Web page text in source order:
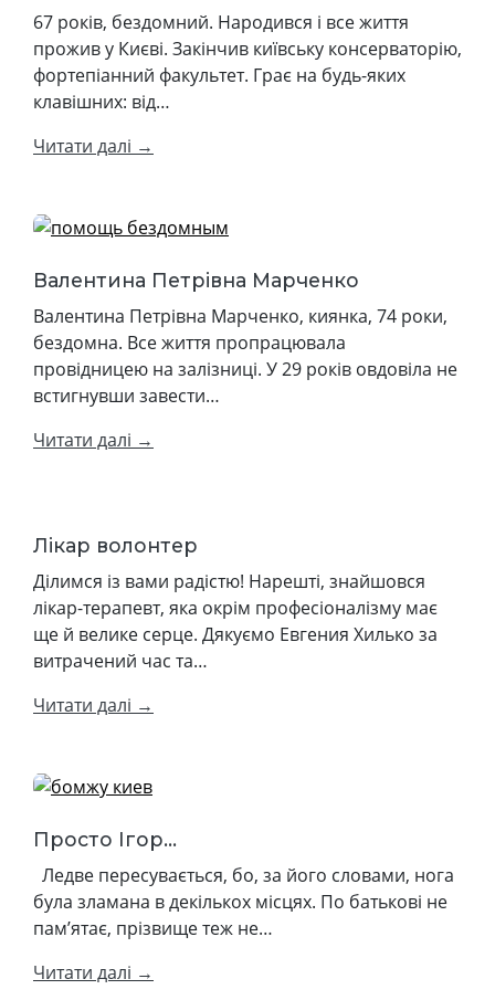
67 років, бездомний. Народився і все життя
прожив у Києві. Закінчив київську консерваторію,
фортепіанний факультет. Грає на будь-яких
клавішних: від…
Читати далі →
Валентина Петрівна Марченко
Валентина Петрівна Марченко, киянка, 74 роки,
бездомна. Все життя пропрацювала
провідницею на залізниці. У 29 років овдовіла не
встигнувши завести…
Читати далі →
Лікар волонтер
Ділимся із вами радістю! Нарешті, знайшовся
лікар-терапевт, яка окрім професіоналізму має
ще й велике серце. Дякуємо Евгения Хилько за
витрачений час та…
Читати далі →
Просто Ігор...
Ледве пересувається, бо, за його словами, нога
була зламана в декількох місцях. По батькові не
пам’ятає, прізвище теж не…
Читати далі →